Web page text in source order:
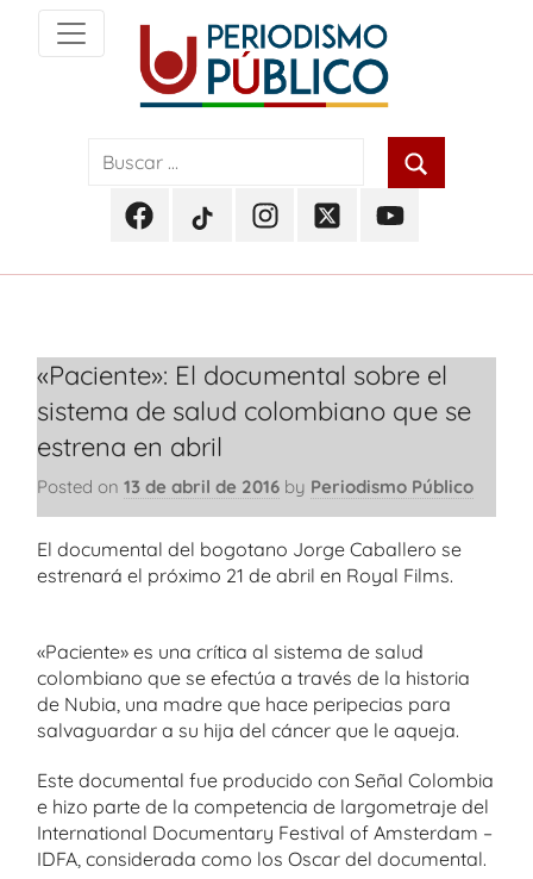
content
Periodismo
PúblicoFacebook
Periodismo
TikTok
Periodismo
InstagramTwitterYoutube
«Paciente»: El documental sobre el
sistema de salud colombiano que se
estrena en abril
Posted on 13 de abril de 2016 by Periodismo Público
El documental del bogotano Jorge Caballero se
estrenará el próximo 21 de abril en Royal Films.
«Paciente» es una crítica al sistema de salud
colombiano que se efectúa a través de la historia
de Nubia, una madre que hace peripecias para
salvaguardar a su hija del cáncer que le aqueja.
Este documental fue producido con Señal Colombia
e hizo parte de la competencia de largometraje del
International Documentary Festival of Amsterdam –
IDFA, considerada como los Oscar del documental.